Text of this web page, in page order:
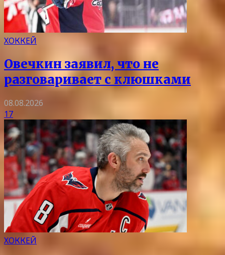
ХОККЕЙ
Овечкин заявил, что не
разговаривает с клюшками
08.08.2026
17
ХОККЕЙ